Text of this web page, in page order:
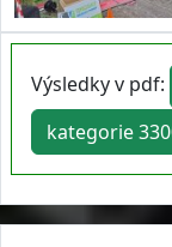
Výsledky v pdf:
kategorie